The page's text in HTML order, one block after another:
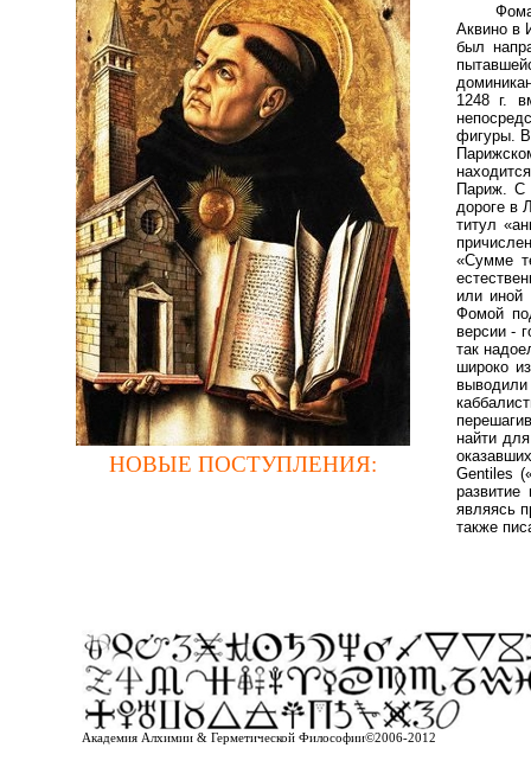
НОВЫЕ ПОСТУПЛЕНИЯ:
Аквино в
был
1248 г.
фигуры. В
Париж. С
дороге в
титул
«Сумме
или иной
Фомой
версии -
так
широко
найти
Gentiles
являясь
также
Академия Алхимии & Герметической Философии©2006-2012